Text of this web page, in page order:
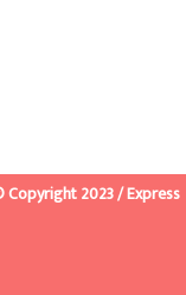
2023 / Express